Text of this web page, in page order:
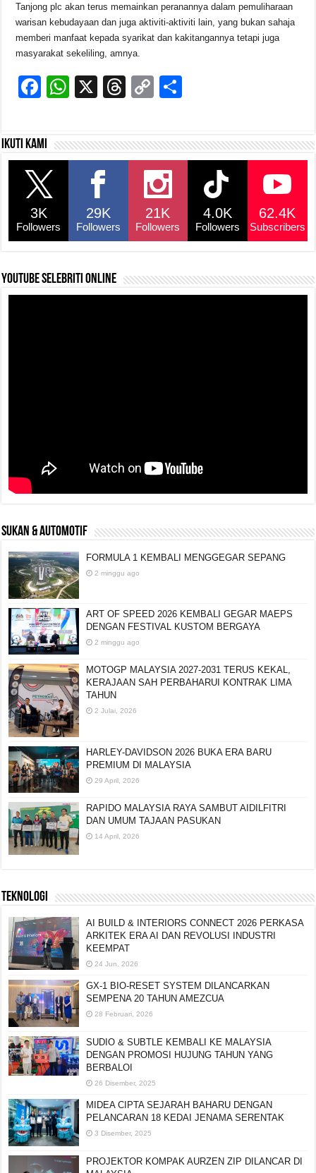
Tanjong plc akan terus memainkan peranannya dalam pemuliharaan
warisan kebudayaan dan juga aktiviti-aktiviti lain, yang bukan sahaja
memberi manfaat kepada syarikat dan kakitangannya tetapi juga
masyarakat sekeliling, amnya.
F
c
e
b
o
o
k
W
s
p
X
T
a
C
y
Li
n
k
e
Ikuti kami
3K
Followers
29K
Followers
21K
Followers
4.0K
Followers
62.4K
Subscribers
YouTube selebriti online
SUKAN & AUTOMOTIF
FORMULA 1 KEMBALI MENGGEGAR SEPANG
2 minggu ago
ART OF SPEED 2026 KEMBALI GEGAR MAEPS
DENGAN FESTIVAL KUSTOM BERGAYA
2 minggu ago
MOTOGP MALAYSIA 2027-2031 TERUS KEKAL,
KERAJAAN SAH PERBAHARUI KONTRAK LIMA
TAHUN
2 Julai, 2026
HARLEY-DAVIDSON 2026 BUKA ERA BARU
PREMIUM DI MALAYSIA
29 April, 2026
RAPIDO MALAYSIA RAYA SAMBUT AIDILFITRI
DAN UMUM TAJAAN PASUKAN
14 April, 2026
TEKNOLOGI
AI BUILD & INTERIORS CONNECT 2026 PERKASA
ARKITEK ERA AI DAN REVOLUSI INDUSTRI
KEEMPAT
24 Jun, 2026
GX-1 BIO-RESET SYSTEM DILANCARKAN
SEMPENA 20 TAHUN AMEZCUA
28 Februari, 2026
SUDIO & SUBTLE KEMBALI KE MALAYSIA
DENGAN PROMOSI HUJUNG TAHUN YANG
BERBALOI
26 Disember, 2025
MIDEA CIPTA SEJARAH BAHARU DENGAN
PELANCARAN 18 KEDAI JENAMA SERENTAK
3 Disember, 2025
PROJEKTOR KOMPAK AURZEN ZIP DILANCAR DI